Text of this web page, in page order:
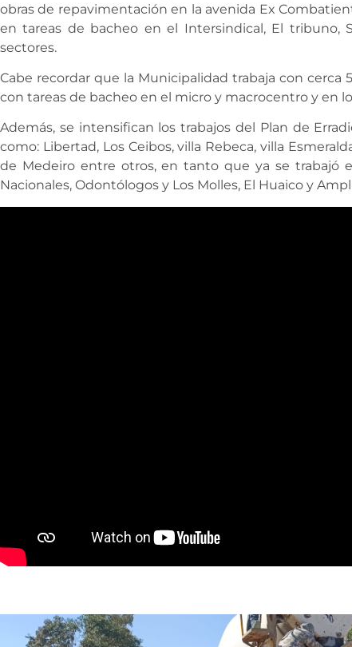
obras de repavimentación en la avenida Ex
en tareas de bacheo en el Intersindical, El tribuno,
sectores.
Cabe recordar que la Municipalidad trabaja con cerca
con tareas de bacheo en el micro y macrocentro y en
Además, se intensifican los trabajos del Plan de
como: Libertad, Los Ceibos, villa Rebeca, villa
de Medeiro entre otros, en tanto que ya se trabajó
Nacionales, Odontólogos y Los Molles, El Huaico y